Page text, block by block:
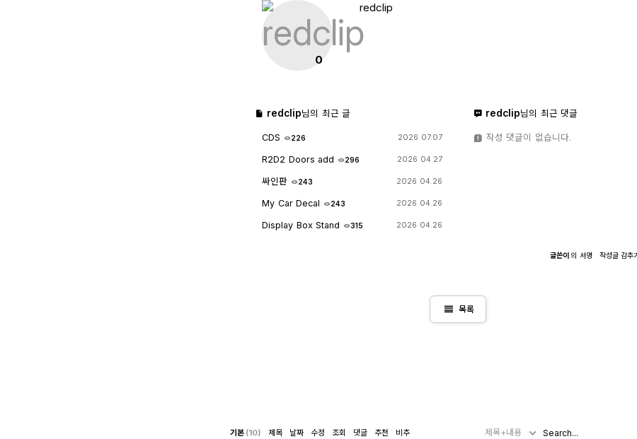
0
redclip
redclip님의 최근 글
CDS 226 2026 07.07
R2D2 Doors add 296 2026 04.27
싸인판 243 2026 04.26
My Car Decal 243 2026 04.26
Display Box Stand 315 2026 04.26
redclip님의 최근 댓글
작성 댓글이 없습니다.
글쓴이의 서명 작성글감추
view_headline 목록
기본 (10) 제목 날짜 수정 조회 댓글 추천 비추 제목+내용